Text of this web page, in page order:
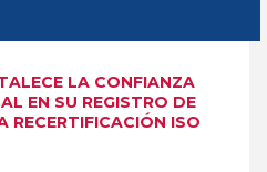
LA CONFIANZA
EN SU REGISTRO DE
RECERTIFICACIÓN ISO